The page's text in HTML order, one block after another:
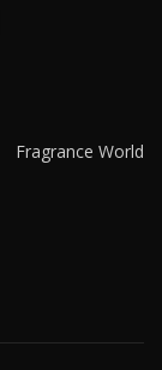
Fragrance World